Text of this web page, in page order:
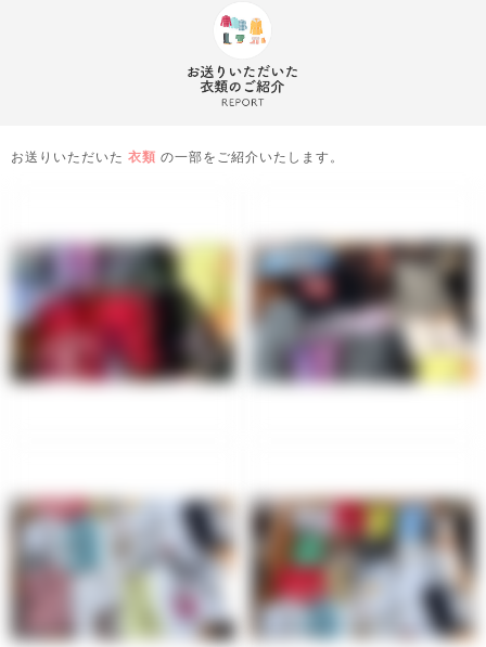
お送りいただいた 衣類 の一部をご紹介いたします。